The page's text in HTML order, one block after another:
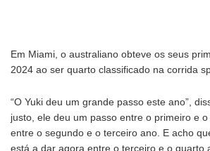
Em Miami, o australiano obteve os seus
2024 ao ser quarto classificado na corrida
“O Yuki deu um grande passo este ano”,
justo, ele deu um passo entre o primeiro e
entre o segundo e o terceiro ano. E acho
está a dar agora entre o terceiro e o quarto